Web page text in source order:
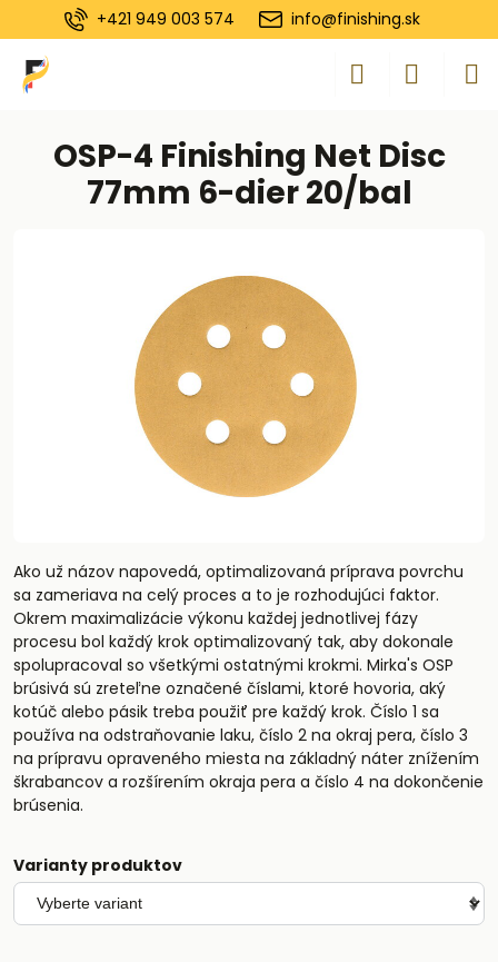
+421 949 003 574 info@finishing.sk
OSP-4 Finishing Net Disc
77mm 6-dier 20/bal
Ako už názov napovedá, optimalizovaná príprava povrchu
sa zameriava na celý proces a to je rozhodujúci faktor.
Okrem maximalizácie výkonu každej jednotlivej fázy
procesu bol každý krok optimalizovaný tak, aby dokonale
spolupracoval so všetkými ostatnými krokmi. Mirka's OSP
brúsivá sú zreteľne označené číslami, ktoré hovoria, aký
kotúč alebo pásik treba použiť pre každý krok. Číslo 1 sa
používa na odstraňovanie laku, číslo 2 na okraj pera, číslo 3
na prípravu opraveného miesta na základný náter znížením
škrabancov a rozšírením okraja pera a číslo 4 na dokončenie
brúsenia.
Varianty produktov